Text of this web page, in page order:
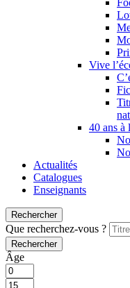
Vive
40 ans à
Actualités
Catalogues
Enseignants
Rechercher
Que recherchez-vous ?
Rechercher
Âge